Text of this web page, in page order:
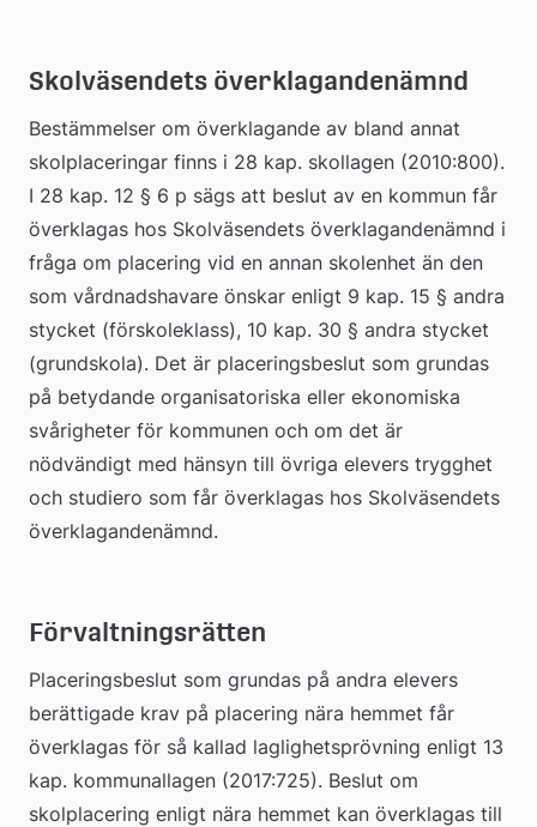
Skolväsendets överklagandenämnd
Bestämmelser om överklagande av bland annat
skolplaceringar finns i 28 kap. skollagen (2010:800).
I 28 kap. 12 § 6 p sägs att beslut av en kommun får
överklagas hos Skolväsendets överklagandenämnd i
fråga om placering vid en annan skolenhet än den
som vårdnadshavare önskar enligt 9 kap. 15 § andra
stycket (förskoleklass), 10 kap. 30 § andra stycket
(grundskola). Det är placeringsbeslut som grundas
på betydande organisatoriska eller ekonomiska
svårigheter för kommunen och om det är
nödvändigt med hänsyn till övriga elevers trygghet
och studiero som får överklagas hos Skolväsendets
överklagandenämnd.
Förvaltningsrätten
Placeringsbeslut som grundas på andra elevers
berättigade krav på placering nära hemmet får
överklagas för så kallad laglighetsprövning enligt 13
kap. kommunallagen (2017:725). Beslut om
skolplacering enligt nära hemmet kan överklagas till